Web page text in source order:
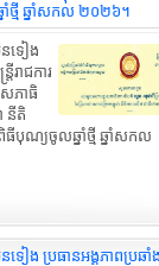
ាំថ្មី ឆ្នាំសកល ២០២៦។
ទៀង
រាជការ
សភាធិ
នីតិ
ធីបុណ្យចូលឆ្នាំថ្មី ឆ្នាំសកល
ង ប្រធានអង្គភាពប្រឆាំ